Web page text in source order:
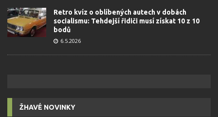
Retro kvíz o oblíbených autech v dobách
socialismu: Tehdejší řidiči musí získat 10 z 10
bodů
6.5.2026
ŽHAVÉ NOVINKY